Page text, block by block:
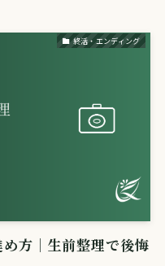
終活・エンディング
方｜生前整理で後悔